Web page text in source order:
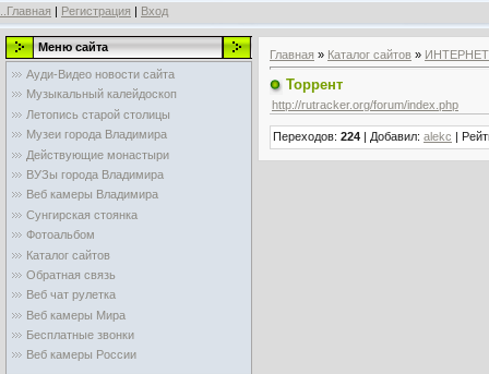
..Главная | Регистрация | Вход
Меню сайта
Ауди-Видео новости сайта
Музыкальный калейдоскоп
Летопись старой столицы
Музеи города Владимира
Действующие монастыри
ВУЗы города Владимира
Веб камеры Владимира
Сунгирская стоянка
Фотоальбом
Каталог сайтов
Обратная связь
Веб чат рулетка
Веб камеры Мира
Бесплатные звонки
Веб камеры России
Главная » Каталог сайтов » ИНТЕРНЕТ
Торрент
http://rutracker.org/forum/index.php
Переходов: 224 | Добавил: alekc |